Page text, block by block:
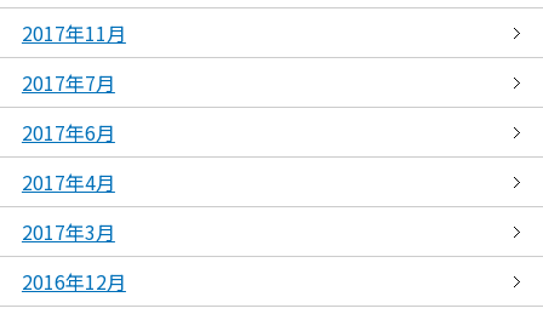
2017年11月
2017年7月
2017年6月
2017年4月
2017年3月
2016年12月